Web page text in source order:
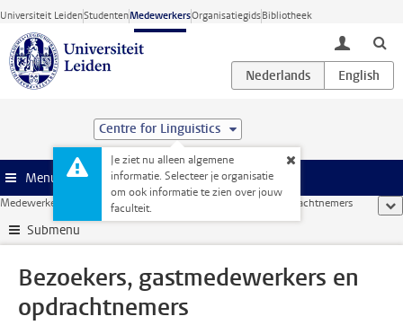
Ga direct naar de inhoud
Universiteit LeidenStudentenMedewerkersOrganisatiegidsBibliotheek
toggle
Centre for Linguistics
Je ziet nu alleen algemene
informatie. Selecteer je organisatie
om ook informatie te zien over jouw
faculteit.
Menu
Medewerkerswebsite ... Bezoekers, gastmedewerkers en opdrachtnemers
Submenu
Bezoekers, gastmedewerkers en
opdrachtnemers